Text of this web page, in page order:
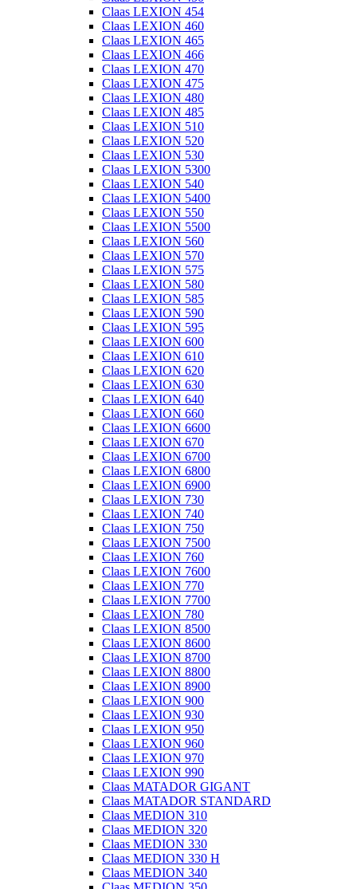
Claas LEXION 454
Claas LEXION 460
Claas LEXION 465
Claas LEXION 466
Claas LEXION 470
Claas LEXION 475
Claas LEXION 480
Claas LEXION 485
Claas LEXION 510
Claas LEXION 520
Claas LEXION 530
Claas LEXION 5300
Claas LEXION 540
Claas LEXION 5400
Claas LEXION 550
Claas LEXION 5500
Claas LEXION 560
Claas LEXION 570
Claas LEXION 575
Claas LEXION 580
Claas LEXION 585
Claas LEXION 590
Claas LEXION 595
Claas LEXION 600
Claas LEXION 610
Claas LEXION 620
Claas LEXION 630
Claas LEXION 640
Claas LEXION 660
Claas LEXION 6600
Claas LEXION 670
Claas LEXION 6700
Claas LEXION 6800
Claas LEXION 6900
Claas LEXION 730
Claas LEXION 740
Claas LEXION 750
Claas LEXION 7500
Claas LEXION 760
Claas LEXION 7600
Claas LEXION 770
Claas LEXION 7700
Claas LEXION 780
Claas LEXION 8500
Claas LEXION 8600
Claas LEXION 8700
Claas LEXION 8800
Claas LEXION 8900
Claas LEXION 900
Claas LEXION 930
Claas LEXION 950
Claas LEXION 960
Claas LEXION 970
Claas LEXION 990
Claas MATADOR GIGANT
Claas MATADOR STANDARD
Claas MEDION 310
Claas MEDION 320
Claas MEDION 330
Claas MEDION 330 H
Claas MEDION 340